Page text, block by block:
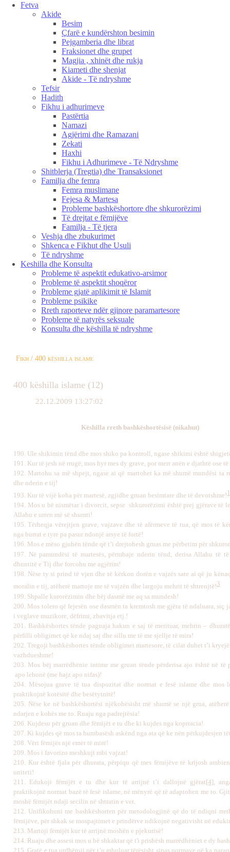
Fetva
Akide
Besim
Çfarë e kundërshton besimin
Pejgamberia dhe librat
Fraksionet dhe grupet
Magjia , xhinët dhe rukja
Kiameti dhe shenjat
Akide - Të ndryshme
Tefsir
Hadith
Fikhu i adhurimeve
Pastërtia
Namazi
Agjërimi dhe Ramazani
Zekati
Haxhi
Fikhu i Adhurimeve - Të Ndryshme
Shitblerja (Tregtia) dhe Transaksionet
Familja dhe femra
Femra muslimane
Fejesa & Martesa
Probleme bashkëshortore dhe shkurorëzimi
Të drejtat e fëmijëve
Familja - Të tjera
Veshja dhe zbukurimet
Shkenca e Fikhut dhe Usuli
Të ndryshme
Keshilla dhe Konsulta
Probleme të aspektit edukativo-arsimor
Probleme të aspektit shoqëror
Probleme gjatë aplikimit të Islamit
Probleme psikike
Rreth raporteve ndër gjinore paramartesore
Probleme të natyrës seksuale
Konsulta dhe këshilla të ndryshme
Fikh / 400 këshilla islame
400 këshilla islame (12)
22.12.2009 13:27:02
Këshilla rreth bashkëshortësisë (nikahut)
190. Ule shikimin tënd dhe mos shiko pa kontroll, ngase shikimi është
191 . Kur të jesh në rrugë, mos hyr mes dy grave, por merr anën e djathtë ose
192. Martohu sa më shpejt, ngase ai që martohet ka më shumë mundësi ta
dhe nderin e tij!
193. Kur të vijë koha për martesë, zgjidhe gruan besimtare dhe të devotshme!1
194. Mos u bë nismëtar i divorcit, sepse shkurorëzimi është prej gjërave të
Allahu e urren më së shumti!
195.Tërheqja vërejtjen grave, vajzave dhe të afërmeve të tua, që mos të
nga burrat e tyre pa pasur ndonjë arsye të fortë!
196. Mos e mëso gjuhën tënde që t’i drejtohesh gruas me përbetim për
197. Në pamundësi të martesës, përmbaje nderin tënd, derisa Allahu të
dhuntitë e Tij dhe forcohu me agjërim!
198. Nëse ty si prind të vjen dhe të kërkon dorën e vajzës sate ai që ju
moralin e tij, atëherë martoje me të vajzën dhe largoju mehrit të shtrenjtë!3
199. Shpalle kurorëzimin dhe bëj dasmë me aq sa mundesh!
200 Mos tolero që fejesën ose dasmën ta kremtosh me gjëra të ndaluara, siç
i veglave muzikore, dëfrimi, zbavitja etj.!
201
Bashkëshortes tënde paguaja hakun e saj të merituar, mehrin –
përfilli obligimet që ke ndaj saj dhe sillu me të me sjellje të mira!
202. Tregoji bashkëshortes tënde obligimet martesore, të cilat duhet t’i
vazhdueshme!
203. Mos bëj marrëdhënie intime me gruan tënde përderisa ajo është në të
apo lehonë (me hajz apo nifas)!
204.
Mësojua grave të tua dispozitat dhe normat e fesë islame dhe mos
praktikojnë kotësitë dhe besëtytnitë!
205.
Nëse ke në bashkëshortësi njëkohësisht më shumë se një grua,
ndarjen e kohës me to. Ruaju nga padrejtësia!
206. Kujdesu për gruan dhe fëmijët e tu dhe ki kujdes nga koprracia!
207. Ki kujdes që mos ta humbasësh askënd nga ata që ke nën përkujdesjen
208. Vëri fëmijës një emër të mirë!
209. Mos i favorizo meshkujt mbi vajzat!
210.
Kur është fjala për dhurata, përpiqu që mes fëmijëve të krijosh
uniteti!
211.
Edukoji fëmijët e tu dhe kur të arrijnë t’i dallojnë gjërat[4] ,
praktikojnë normat bazë të fesë islame, në mënyrë që të adaptohen me to.
moshë fëmijët ndaji secilin në shtratin e vet.
212.
Unifikohuni me bashkëshorten për metodologjinë që do të ndiqni
fëmijëve, për shkak se mospajtimet e prindërve ndikojnë negativisht në
213. Martoji fëmijët kur të arrijnë moshën e pjekurisë!
214. Ruaju dhe assesi mos u bë shkaktar që t'i prishësh marrëdhëniet e dy
215. Gratë e tua urdhëroji për t’u mbuluar tërësisht sipas normave që ka